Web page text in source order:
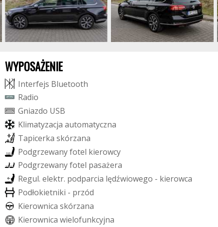
WYPOSAŻENIE
Interfejs Bluetooth
Radio
Gniazdo USB
Klimatyzacja automatyczna
Tapicerka skórzana
Podgrzewanyfotel kierowcy
Podgrzewanyfotel pasażera
Regul. elektr. podparcia lędźwiowego - kierowca
Podłokietniki - przód
Kierownica skórzana
Kierownica wielofunkcyjna